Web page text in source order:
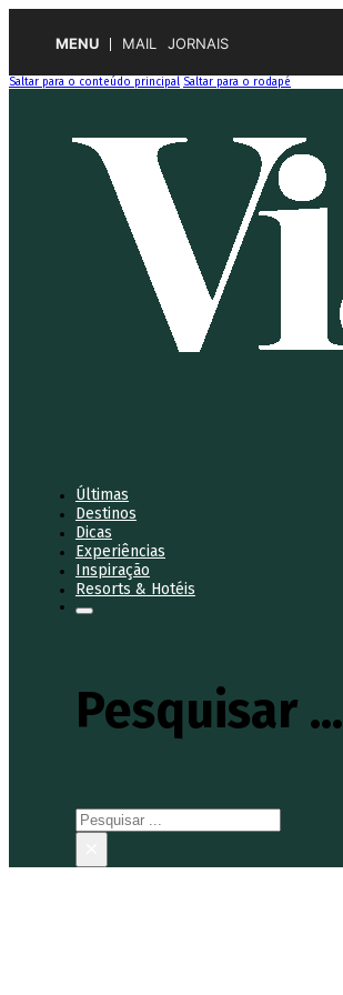
MENU MAIL JORNAIS
Saltar para o conteúdo principal Saltar para o rodapé
Últimas
Destinos
Dicas
Experiências
Inspiração
Resorts & Hotéis
Pesquisar ...
Pesquisar